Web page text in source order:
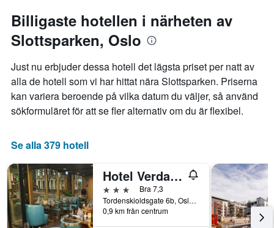
Billigaste hotellen i närheten av
Slottsparken, Oslo
Just nu erbjuder dessa hotell det lägsta priset per natt av
alla de hotell som vi har hittat nära Slottsparken. Priserna
kan variera beroende på vilka datum du väljer, så använd
sökformuläret för att se fler alternativ om du är flexibel.
Se alla 379 hotell
Hotel Verdandi Oslo
3 stjärnorBra 7,3
Tordenskioldsgate 6b, Oslo, Oslo, Norge
0,9 km från centrum